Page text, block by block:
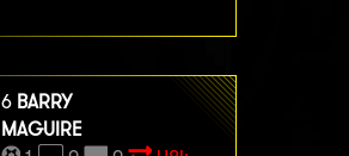
6 BARRY
MAGUIRE